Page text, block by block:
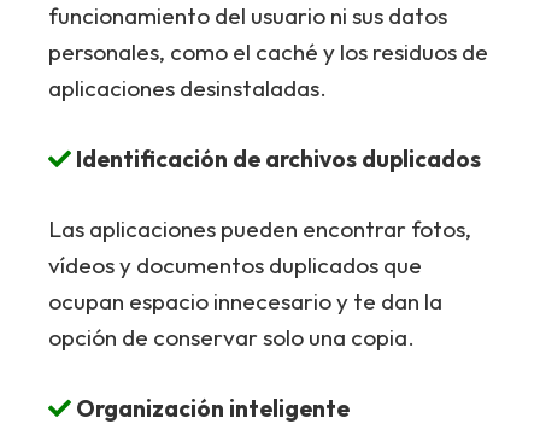
funcionamiento del usuario ni sus datos
personales, como el caché y los residuos de
aplicaciones desinstaladas.
Identificación de archivos duplicados
Las aplicaciones pueden encontrar fotos,
vídeos y documentos duplicados que
ocupan espacio innecesario y te dan la
opción de conservar solo una copia.
Organización inteligente